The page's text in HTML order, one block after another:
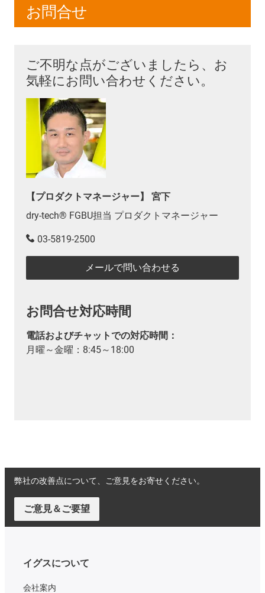
お問合せ
ご不明な点がございましたら、お
気軽にお問い合わせください。
【プロダクトマネージャー】 宮下
dry-tech® FGBU担当 プロダクトマネージャー
03-5819-2500
メールで問い合わせる
お問合せ対応時間
電話およびチャットでの対応時間：
月曜～金曜：8:45～18:00
弊社の改善点について、ご意見をお寄せください。
ご意見＆ご要望
イグスについて
会社案内